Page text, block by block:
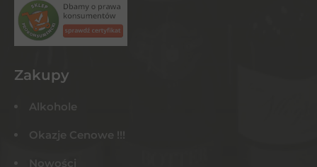
Zakupy
Alkohole
Okazje Cenowe !!!
Nowości